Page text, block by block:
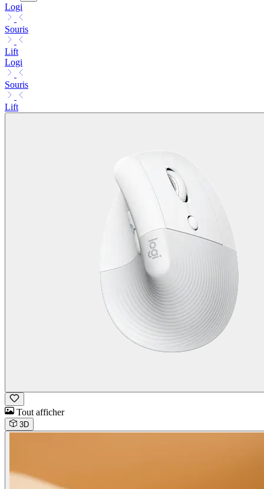
Logi
Souris
Lift
Logi
Souris
Lift
Tout afficher
3D